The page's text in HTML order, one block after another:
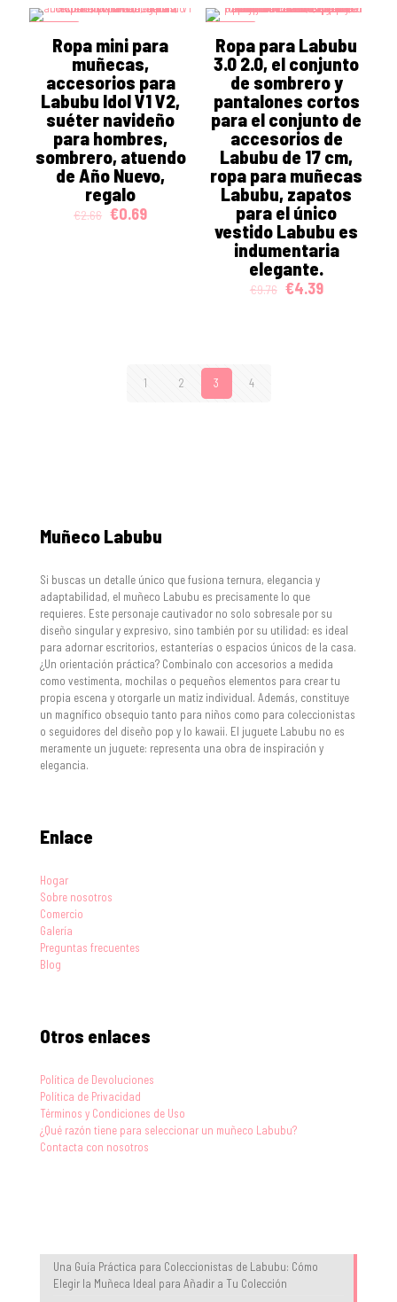
€13.49.€3.21.
Ropa mini para
muñecas,
accesorios para
Labubu Idol V1 V2,
suéter navideño
para hombres,
sombrero, atuendo
de Año Nuevo,
regalo
€2.66 Original
€0.69Current
Ropa para Labubu
3.0 2.0, el conjunto
de sombrero y
pantalones cortos
para el conjunto de
accesorios de
Labubu de 17 cm,
ropa para muñecas
Labubu, zapatos
para el único
vestido Labubu es
indumentaria
elegante.
€9.76 Original
€4.39Current
1 2 3 4
Muñeco Labubu
Si buscas un detalle único que fusiona ternura, elegancia y
adaptabilidad, el muñeco Labubu es precisamente lo que
requieres. Este personaje cautivador no solo sobresale por su
diseño singular y expresivo, sino también por su utilidad: es ideal
para adornar escritorios, estanterías o espacios únicos de la casa.
¿Un orientación práctica? Combinalo con accesorios a medida
como vestimenta, mochilas o pequeños elementos para crear tu
propia escena y otorgarle un matiz individual. Además, constituye
un magnífico obsequio tanto para niños como para coleccionistas
o seguidores del diseño pop y lo kawaii. El juguete Labubu no es
meramente un juguete: representa una obra de inspiración y
elegancia.
Enlace
Hogar
Sobre nosotros
Comercio
Galería
Preguntas frecuentes
Blog
Otros enlaces
Política de Devoluciones
Política de Privacidad
Términos y Condiciones de Uso
¿Qué razón tiene para seleccionar un muñeco Labubu?
Contacta con nosotros
Una Guía Práctica para Coleccionistas de Labubu: Cómo
Elegir la Muñeca Ideal para Añadir a Tu Colección